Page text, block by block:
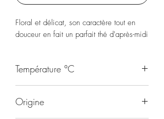
Floral et délicat, son caractère tout en
douceur en fait un parfait thé d'après-midi
Température °C
Origine